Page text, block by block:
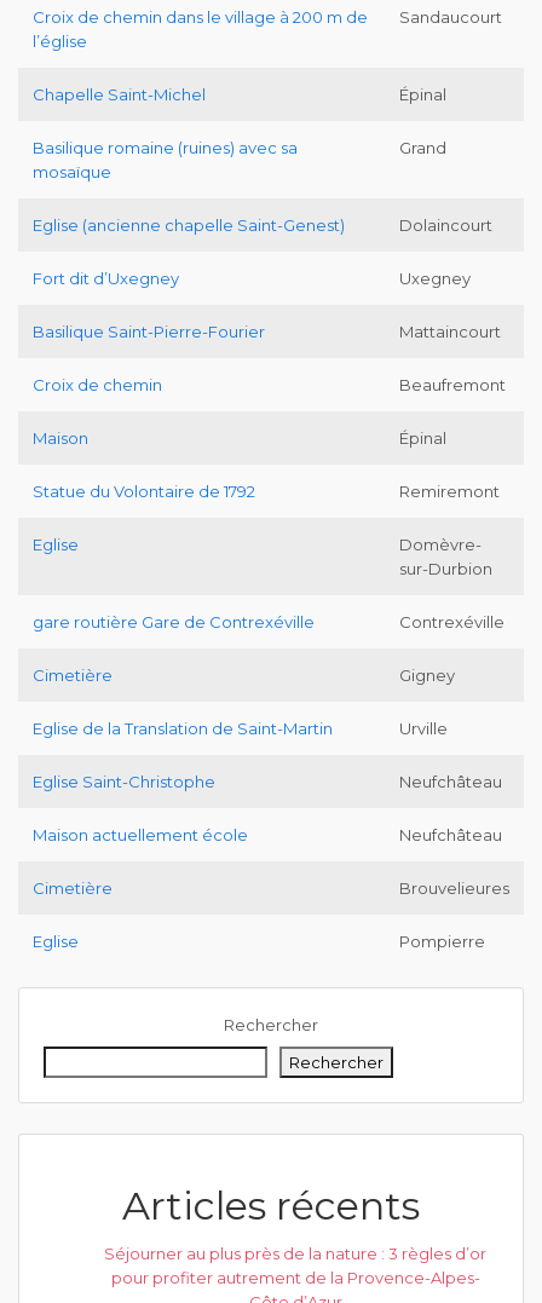
Croix de chemin dans le village à 200 m de
l’église
Sandaucourt
Chapelle Saint-Michel Épinal
Basilique romaine (ruines) avec sa
mosaïque
Grand
Eglise (ancienne chapelle Saint-Genest) Dolaincourt
Fort dit d’Uxegney Uxegney
Basilique Saint-Pierre-Fourier Mattaincourt
Croix de chemin Beaufremont
Maison Épinal
Statue du Volontaire de 1792 Remiremont
Eglise
Domèvre-
sur-Durbion
gare routière Gare de Contrexéville Contrexéville
Cimetière Gigney
Eglise de la Translation de Saint-Martin Urville
Eglise Saint-Christophe Neufchâteau
Maison actuellement école Neufchâteau
Cimetière Brouvelieures
Eglise Pompierre
Rechercher
Rechercher
Articles récents
Séjourner au plus près de la nature : 3 règles d’or
pour profiter autrement de la Provence-Alpes-